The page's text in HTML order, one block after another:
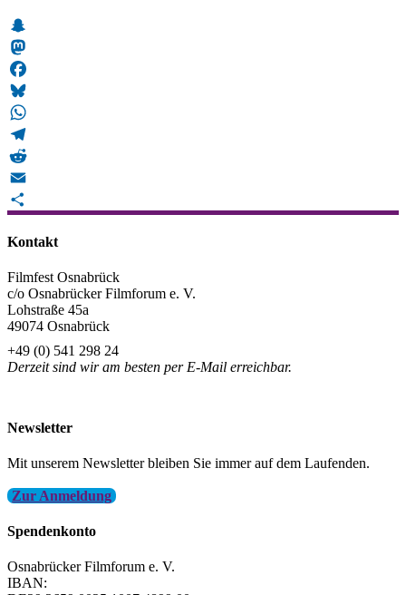
Snapchat
Mastodon
Facebook
Bluesky
WhatsApp
Telegram
Reddit
Email
Kontakt
Filmfest Osnabrück
c/o Osnabrücker Filmforum e. V.
Lohstraße 45a
49074 Osnabrück
+49 (0) 541 298 24
Derzeit sind wir am besten per E-Mail erreichbar.
Newsletter
Mit unserem Newsletter bleiben Sie immer auf dem Laufenden.
Zur Anmeldung
Spendenkonto
Osnabrücker Filmforum e. V.
IBAN: